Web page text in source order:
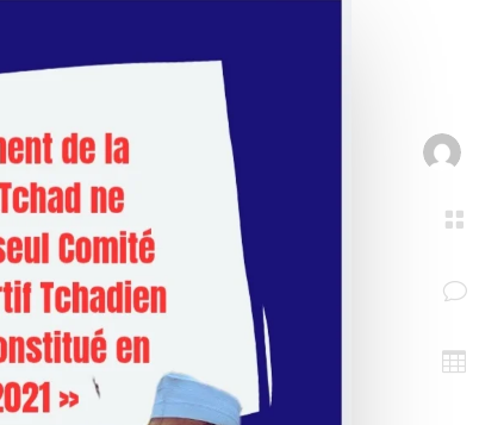

v
